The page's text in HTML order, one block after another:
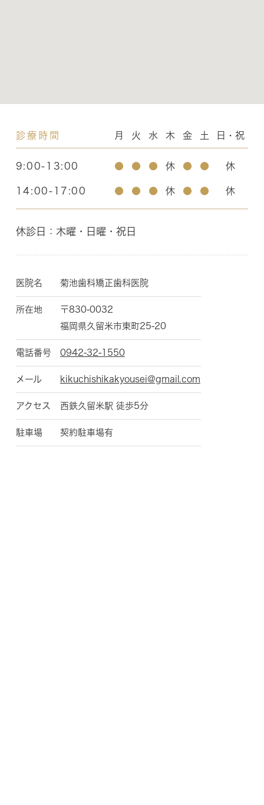
診療時間 月 火 水 木 金 土 日・祝
9:00-13:00 ● ● ● 休 ● ● 休
14:00-17:00 ● ● ● 休 ● ● 休
休診日：木曜・日曜・祝日
医院名 菊池歯科矯正歯科医院
所在地
〒830-0032
福岡県久留米市東町25-20
電話番号 0942-32-1550
メール kikuchishikakyousei@gmail.com
アクセス 西鉄久留米駅 徒歩5分
駐車場 契約駐車場有